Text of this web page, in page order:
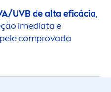
UVB de alta eficácia,
imediata e
comprovada